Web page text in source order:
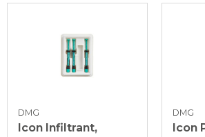
DMG
Icon Infiltrant,
DMG
Icon